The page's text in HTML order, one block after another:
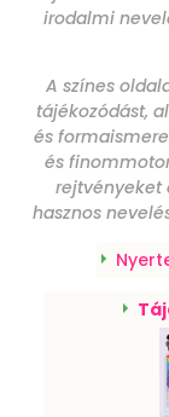
irodalmi
A színes
tájékozódást,
és
és
rejtvényeket
hasznos